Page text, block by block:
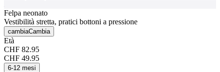
Felpa neonato
Vestibilità stretta, pratici bottoni a pressione
cambiaCambia
Età
CHF 82.95
CHF 49.95
6-12 mesi